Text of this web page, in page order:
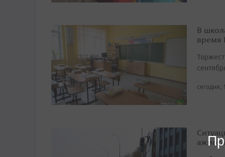
В
время
сегодня,